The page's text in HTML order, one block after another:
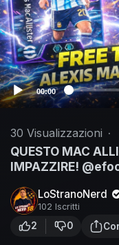
o
P
l
a
y
e
r
00:00
30 Visualizzazioni ·
QUESTO MAC
IMPAZZIRE!
LoStranoNerd
102 Iscritti
2 0